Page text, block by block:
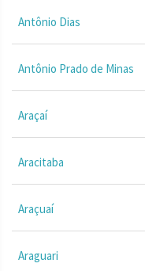
Antônio Dias
Antônio Prado de Minas
Araçaí
Aracitaba
Araçuaí
Araguari